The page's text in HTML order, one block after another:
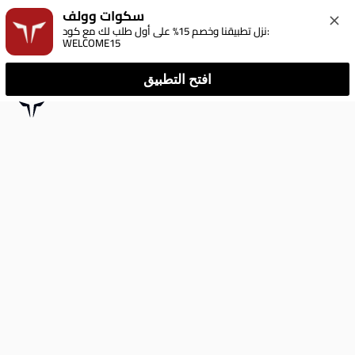
سكوات وولف
نزل تطبيقنا وخصم 15% على أول طلب لك مع كود:
WELCOME15
افتح التطبيق